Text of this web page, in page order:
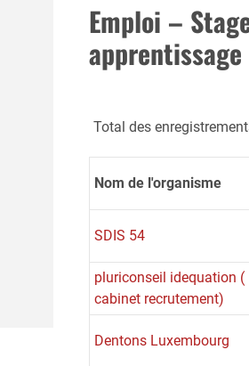
Emploi –
apprentissage
Total des
Nom de l'organisme
SDIS 54
pluriconseil idequation (
cabinet recrutement)
Dentons Luxembourg